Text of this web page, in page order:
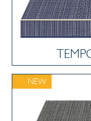
NEW